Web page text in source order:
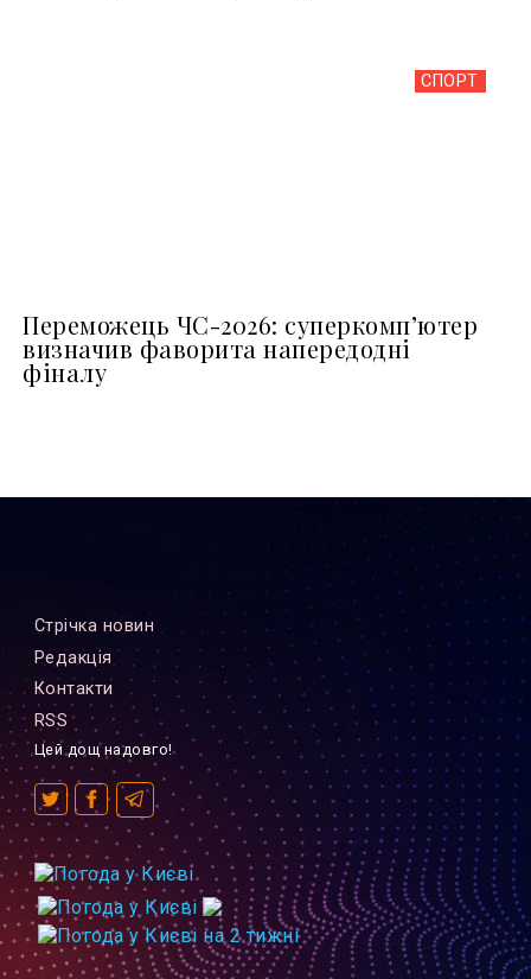
СПОРТ
Переможець ЧС-2026: суперкомп’ютер
визначив фаворита напередодні
фіналу
Стрiчка новин
Редакцiя
Контакти
RSS
Цей дощ надовго!